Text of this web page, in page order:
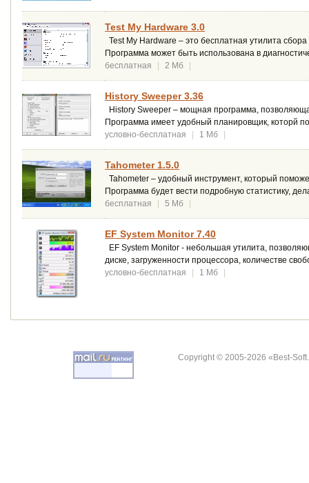
Test My Hardware 3.0
Test My Hardware – это бесплатная утилита
Программа может быть использована в
бесплатная
| 2 Мб |
History Sweeper 3.36
History Sweeper – мощная программа,
Программа имеет удобный планировщик, которй
условно-бесплатная
| 1 Мб |
Tahometer 1.5.0
Tahometer – удобный инструмент, который
Программа будет вести подробную статистику,
бесплатная
| 5 Мб |
EF System Monitor 7.40
EF System Monitor - небольшая утилита,
диске, загруженности процессора, количестве
условно-бесплатная
| 1 Мб |
Copyright © 2005-2026 «Best-